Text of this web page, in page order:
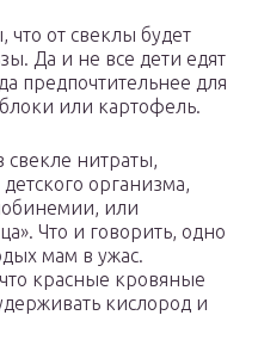
от свеклы будет
Да и не все дети едят
предпочтительнее для
или картофель.
свекле нитраты,
организма,
или
Что и говорить, одно
мам в ужас.
красные кровяные
кислород и